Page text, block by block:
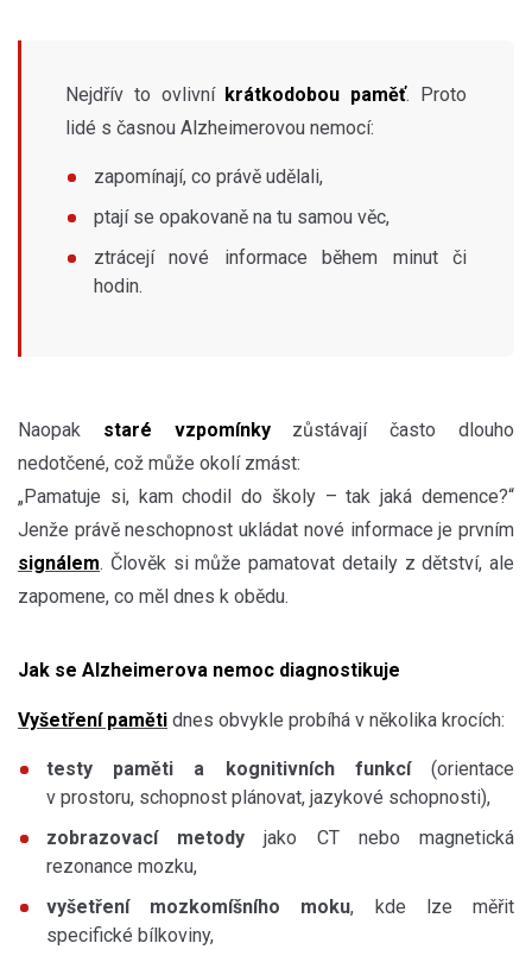
Nejdřív to ovlivní krátkodobou paměť. Proto
lidé s časnou Alzheimerovou nemocí:
zapomínají, co právě udělali,
ptají se opakovaně na tu samou věc,
ztrácejí nové informace během minut či
hodin.
Naopak staré vzpomínkyzůstávají často dlouho
nedotčené, což může okolí zmást:
„Pamatuje si, kam chodil do školy – tak jaká demence?“
Jenže právě neschopnost ukládat nové informace je prvním
signálem. Člověk si může pamatovat detaily z dětství, ale
zapomene, co měl dnes k obědu.
Jak se Alzheimerova nemoc diagnostikuje
Vyšetření paměti dnes obvykle probíhá v několika krocích:
testy paměti a kognitivních funkcí(orientace
v prostoru, schopnost plánovat, jazykové schopnosti),
zobrazovací metody jako CT nebo magnetická
rezonance mozku,
vyšetření mozkomíšního moku, kde lze měřit
specifické bílkoviny,